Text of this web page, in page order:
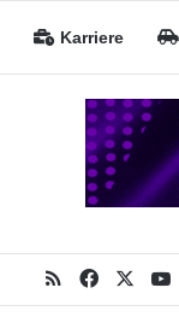
Karriere
RSS Facebook